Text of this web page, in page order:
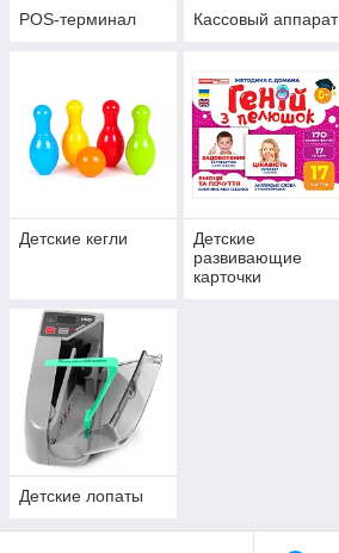
POS-терминал Кассовый аппарат
Детские кегли
Детские
развивающие
карточки
Детские лопаты